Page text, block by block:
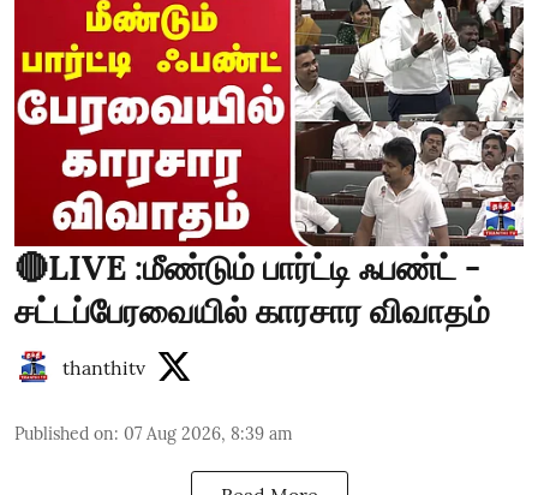
🔴LIVE :மீண்டும் பார்ட்டி ஃபண்ட் -
சட்டப்பேரவையில் காரசார விவாதம்
thanthitv
Published on: 07 Aug 2026, 8:39 am